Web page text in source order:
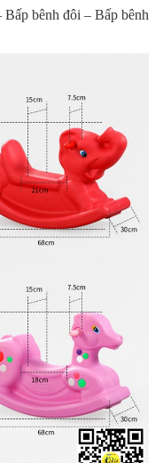
bênh đôi – Bấp bênh